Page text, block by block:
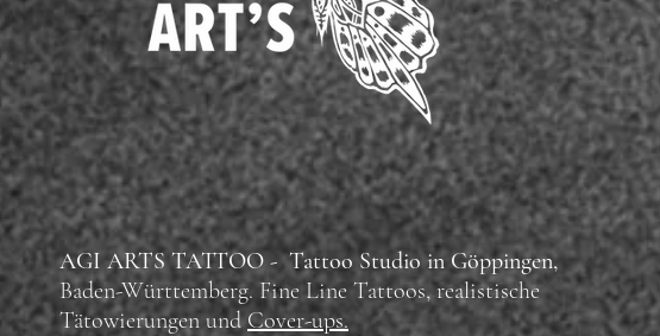
AGI ARTS TATTOO - Tattoo Studio in Göppingen,
Baden-Württemberg.Fine Line Tattoos, realistische
Tätowierungen undCover-ups.